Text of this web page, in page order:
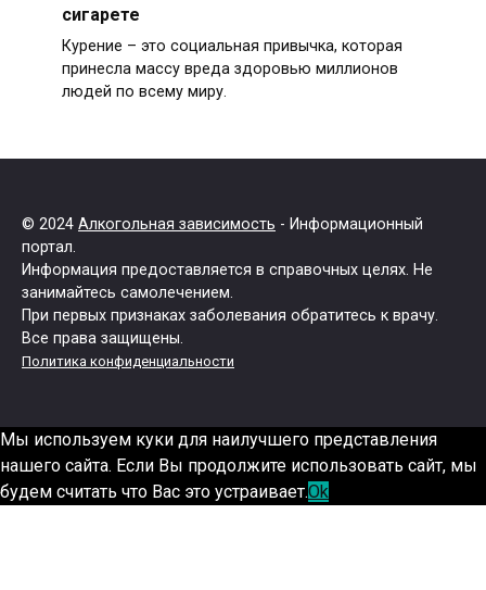
сигарете
Курение – это социальная привычка, которая
принесла массу вреда здоровью миллионов
людей по всему миру.
© 2024 Алкогольная зависимость - Информационный
портал.
Информация предоставляется в справочных целях. Не
занимайтесь самолечением.
При первых признаках заболевания обратитесь к врачу.
Все права защищены.
Политика конфиденциальности
Мы используем куки для наилучшего представления
нашего сайта. Если Вы продолжите использовать сайт, мы
будем считать что Вас это устраивает.Ok